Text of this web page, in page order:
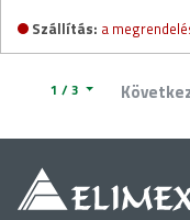
Szállítás: a
1 / 3